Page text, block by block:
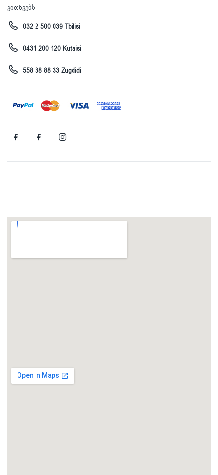
კითხვებს.
032 2 500 039 Tbilisi
0431 200 120 Kutaisi
558 38 88 33 Zugdidi